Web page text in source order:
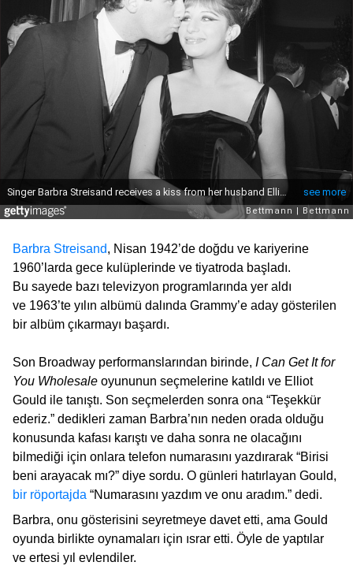
Barbra Streisand, Nisan 1942’de doğdu ve kariyerine
1960’larda gece kulüplerinde ve tiyatroda başladı.
Bu sayede bazı televizyon programlarında yer aldı
ve 1963’te yılın albümü dalında Grammy’e aday gösterilen
bir albüm çıkarmayı başardı.
Son Broadway performanslarından birinde, I Can Get It for
You Wholesale oyununun seçmelerine katıldı ve Elliot
Gould ile tanıştı. Son seçmelerden sonra ona “Teşekkür
ederiz.” dedikleri zaman Barbra’nın neden orada olduğu
konusunda kafası karıştı ve daha sonra ne olacağını
bilmediği için onlara telefon numarasını yazdırarak “Birisi
beni arayacak mı?” diye sordu. O günleri hatırlayan Gould,
bir röportajda “Numarasını yazdım ve onu aradım.” dedi.
Barbra, onu gösterisini seyretmeye davet etti, ama Gould
oyunda birlikte oynamaları için ısrar etti. Öyle de yaptılar
ve ertesi yıl evlendiler.